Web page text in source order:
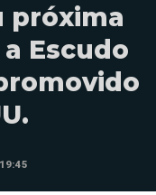
próxima
Escudo